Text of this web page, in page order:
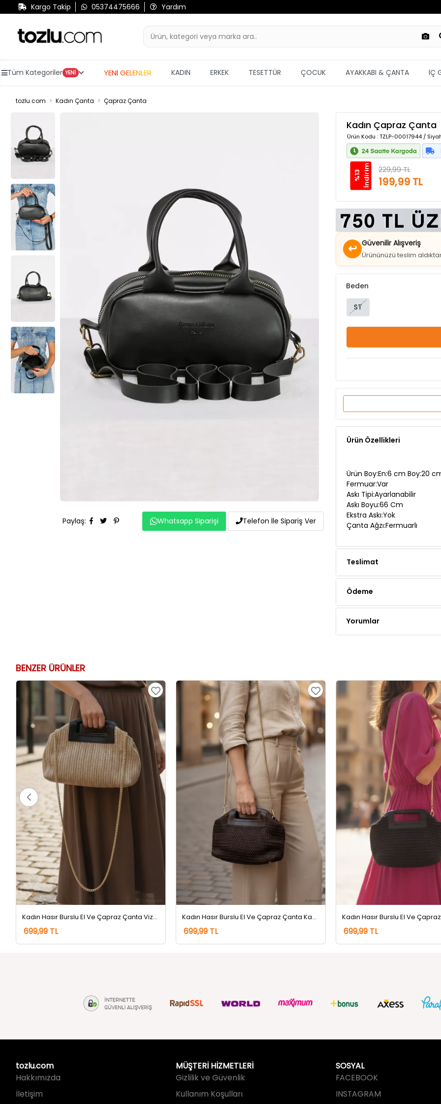
Kargo Takip 05374475666 Yardım
Tüm Kategoriler YENİ YENİ GELENLER KADIN ERKEK TESETTÜR ÇOCUK AYAKKABI & ÇANTA İÇ
tozlu.com Kadın Çanta Çapraz Çanta
Paylaş: Whatsapp Siparişi Telefon İle Sipariş Ver
Kadın Çapraz Çanta
Ürün Kodu : TZLP-00017944 /
%
1
3
İ
n
d
i
r
i m 229,99 TL
199,99 TL
↩ Güvenilir Alışveriş
Ürününüzü teslim
ST
Ürün Özellikleri
Askı Tipi:Ayarlanabilir
Askı Boyu:66 Cm
Ekstra Askı:Yok
Çanta Ağzı:Fermuarlı
Kadın Hasır Burslu El Ve Çapraz Çanta Vizon
699,99 TL 699,99 TL 699,99 TL
tozlu.com
İletişim
Kargo Takip
MÜŞTERİ HİZMETLERİ
Kullanım Koşulları
SOSYAL
INSTAGRAM